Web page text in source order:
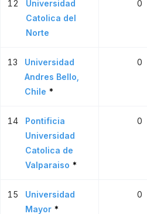
12
Universidad
Catolica del
Norte
0
13
Universidad
Andres Bello,
Chile *
0
14
Pontificia
Universidad
Catolica de
Valparaiso *
0
15
Universidad
Mayor *
0